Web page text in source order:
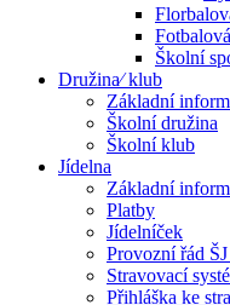
Školní
Družina⁄ klub
Základní
Školní družina
Školní klub
Jídelna
Základní
Platby
Jídelníček
Provozní řád
Stravovací
Přihláška ke